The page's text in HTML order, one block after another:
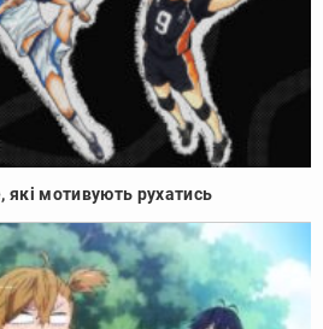
мотивують рухатись